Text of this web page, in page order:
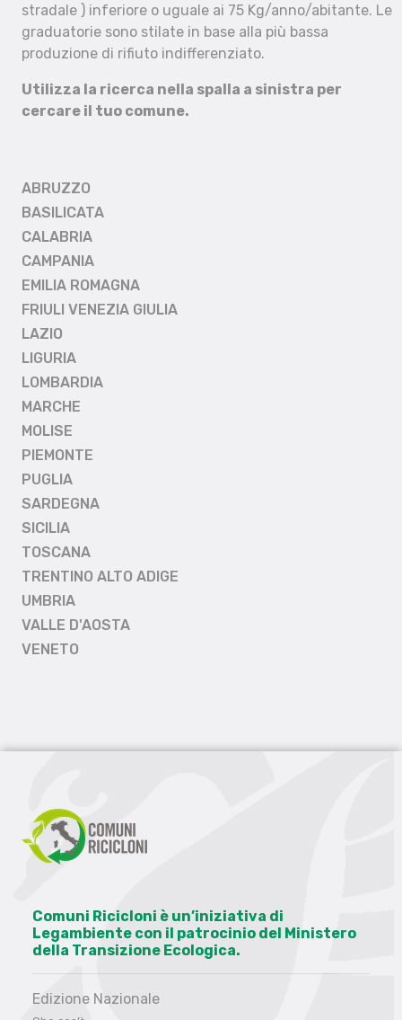
stradale ) inferiore o uguale ai 75 Kg/anno/abitante. Le
graduatorie sono stilate in base alla più bassa
produzione di rifiuto indifferenziato.
Utilizza la ricerca nella spalla a sinistra per
cercare il tuo comune.
ABRUZZO
BASILICATA
CALABRIA
CAMPANIA
EMILIA ROMAGNA
FRIULI VENEZIA GIULIA
LAZIO
LIGURIA
LOMBARDIA
MARCHE
MOLISE
PIEMONTE
PUGLIA
SARDEGNA
SICILIA
TOSCANA
TRENTINO ALTO ADIGE
UMBRIA
VALLE D'AOSTA
VENETO
Comuni Ricicloni è un’iniziativa di
Legambiente con il patrocinio del Ministero
della Transizione Ecologica.
Edizione Nazionale